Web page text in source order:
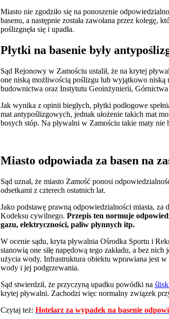
Miasto nie zgodziło się na ponoszenie
basenu, a następnie została zawołana przez
poślizgnęła się i upadła.
Płytki na basenie były
Sąd Rejonowy w Zamościu ustalił, że na krytej
one niską możliwością poślizgu lub wyjątkowo niską
budownictwa oraz Instytutu Geoinżynierii,
Jak wynika z opinii biegłych, płytki podłogowe
mat antypoślizgowych, jednak ułożenie takich mat
bosych stóp. Na pływalni w Zamościu takie maty nie
Miasto odpowiada za basen na
Sąd uznał, że miasto Zamość ponosi
odsetkami z czterech ostatnich lat.
Jako podstawę prawną odpowiedzialności miasta, za
Kodeksu cywilnego. Przepis ten normuje
gazu, elektryczności, paliw płynnych itp.
W ocenie sądu, kryta pływalnia Ośrodka Sportu i
stanowią one siłę napędową tego zakładu, a bez
użycia wody. Infrastruktura obiektu wprawiana jest w
wody i jej podgrzewania.
Sąd stwierdził, że przyczyną upadku powódki na
krytej pływalni. Zachodzi więc normalny związek
Czytaj też: Hotelarz za wypadek na basenie